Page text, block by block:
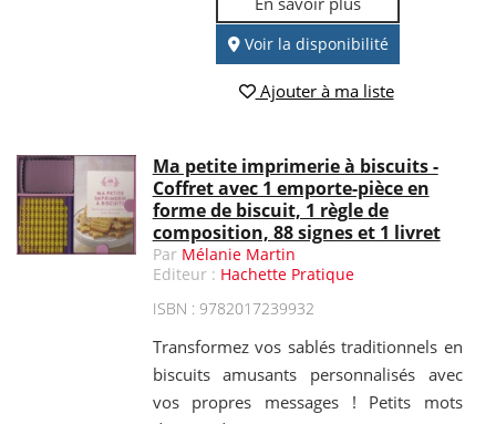
Voir la disponibilité
Ajouter à ma liste
Ma petite imprimerie à biscuits -
Coffret avec 1 emporte-pièce en
forme de biscuit, 1 règle de
composition, 88 signes et 1 livret
Par Mélanie Martin
Editeur : Hachette Pratique
ISBN : 9782017239932
Transformez vos sablés traditionnels en
biscuits amusants personnalisés avec
vos propres messages ! Petits mots